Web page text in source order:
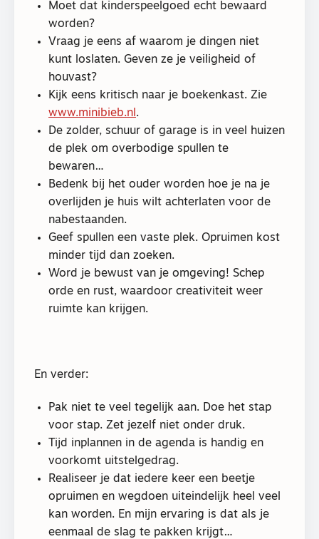
Moet dat kinderspeelgoed echt bewaard
worden?
Vraag je eens af waarom je dingen niet
kunt loslaten. Geven ze je veiligheid of
houvast?
Kijk eens kritisch naar je boekenkast. Zie
www.minibieb.nl .
De zolder, schuur of garage is in veel huizen
de plek om overbodige spullen te
bewaren…
Bedenk bij het ouder worden hoe je na je
overlijden je huis wilt achterlaten voor de
nabestaanden.
Geef spullen een vaste plek. Opruimen kost
minder tijd dan zoeken.
Word je bewust van je omgeving! Schep
orde en rust, waardoor creativiteit weer
ruimte kan krijgen.
En verder:
Pak niet te veel tegelijk aan. Doe het stap
voor stap. Zet jezelf niet onder druk.
Tijd inplannen in de agenda is handig en
voorkomt uitstelgedrag.
Realiseer je dat iedere keer een beetje
opruimen en wegdoen uiteindelijk heel veel
kan worden. En mijn ervaring is dat als je
eenmaal de slag te pakken krijgt…